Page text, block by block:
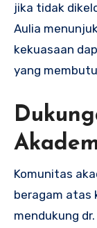
jika tidak
Aulia
kekuasaan
yang
Komunitas
beragam atas
mendukung